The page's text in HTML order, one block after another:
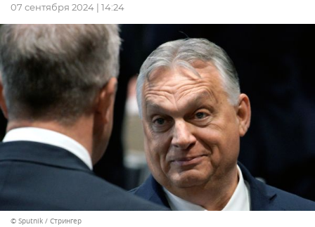
07 сентября 2024 | 14:24
© Sputnik / Стрингер